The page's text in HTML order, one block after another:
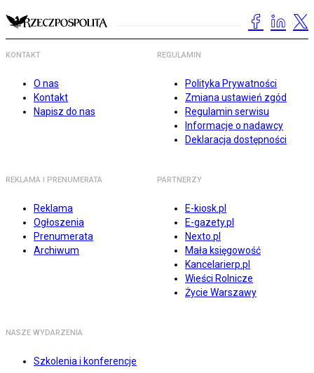
KONTAKT
O nas
Kontakt
Napisz do nas
REGULAMIN
Polityka Prywatności
Zmiana ustawień zgód
Regulamin serwisu
Informacje o nadawcy
Deklaracja dostępności
REKLAMA I PRENUMERATA
Reklama
Ogłoszenia
Prenumerata
Archiwum
PARTNERZY
E-kiosk.pl
E-gazety.pl
Nexto.pl
Mała księgowość
Kancelarierp.pl
Wieści Rolnicze
Życie Warszawy
NASZE WYDARZENIA
Szkolenia i konferencje